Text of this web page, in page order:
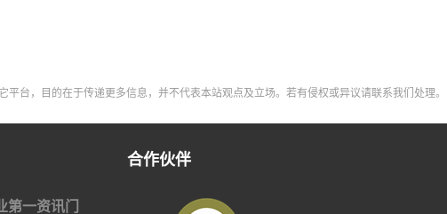
平台，目的在于传递更多信息，并不代表本站观点及立场。若有侵权或异议请联系我们处理。
第一资讯门
合作伙伴